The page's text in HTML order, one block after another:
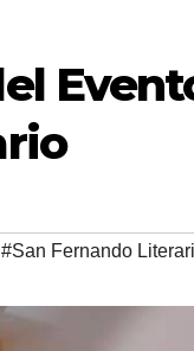
#San Fernando